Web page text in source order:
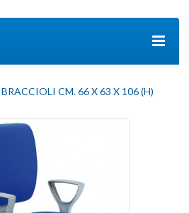
CM. 66 X 63 X 106 (H)